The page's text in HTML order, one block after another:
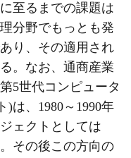
至るまでの課題は
分野でもっとも発
り、その適用され
。なお、通商産業
5世代コンピュータ
)は、1980～1990年
ェクトとしては
その後この方向の